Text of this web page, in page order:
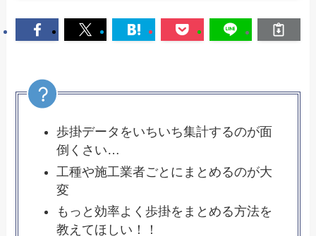
歩掛データをいちいち集計するのが面
倒くさい…
工種や施工業者ごとにまとめるのが大
変
もっと効率よく歩掛をまとめる方法を
教えてほしい！！